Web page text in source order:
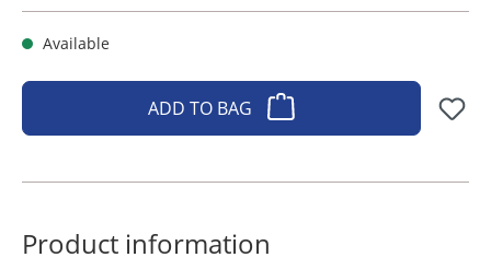
Available
ADD TO BAG
Product information